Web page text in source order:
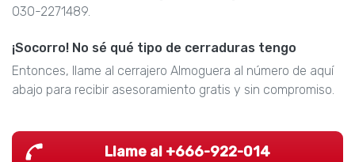
030-2271489.
¡Socorro! No sé qué tipo de cerraduras tengo
Entonces, llame al cerrajero Almoguera al número de aquí
abajo para recibir asesoramiento gratis y sin compromiso.
Llame al +666-922-014